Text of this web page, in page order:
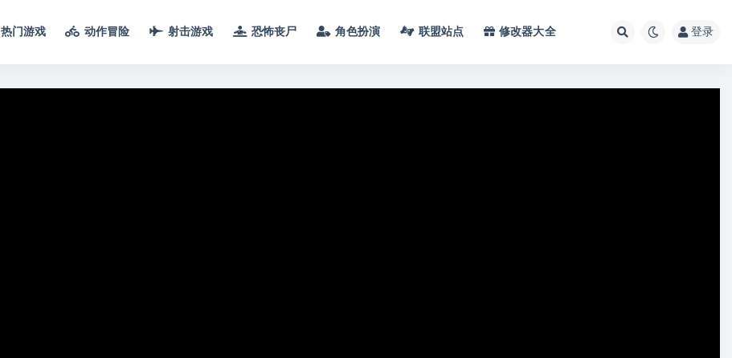
热门游戏 动作冒险 射击游戏 恐怖丧尸 角色扮演 联盟站点 修改器大全 登录